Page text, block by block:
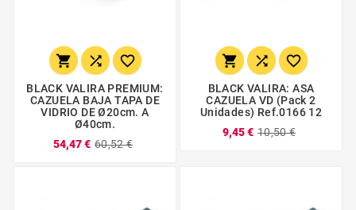
  
BLACK VALIRA PREMIUM:
CAZUELA BAJA TAPA DE
VIDRIO DE Ø20cm. A
Ø40cm.
54,47 € 60,52 €
  
BLACK VALIRA: ASA
CAZUELA VD (Pack 2
Unidades) Ref.0166 12
9,45 € 10,50 €